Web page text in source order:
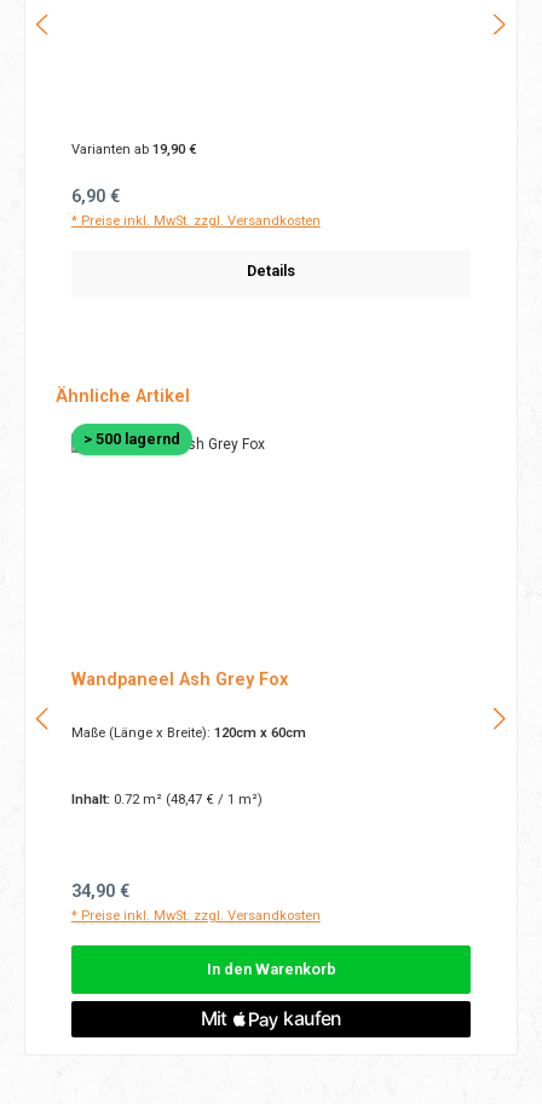
Varianten ab19,90 €
Regulärer Preis:
6,90 €
* Preise inkl. MwSt. zzgl. Versandkosten
Details
Produktgalerie überspringen
Ähnliche Artikel
> 500 lagernd
Wandpaneel Ash Grey Fox
Maße (Länge x Breite): 120cm x 60cm
Inhalt: 0.72 m² (48,47 € / 1 m²)
Regulärer Preis:
34,90 €
* Preise inkl. MwSt. zzgl. Versandkosten
In den Warenkorb